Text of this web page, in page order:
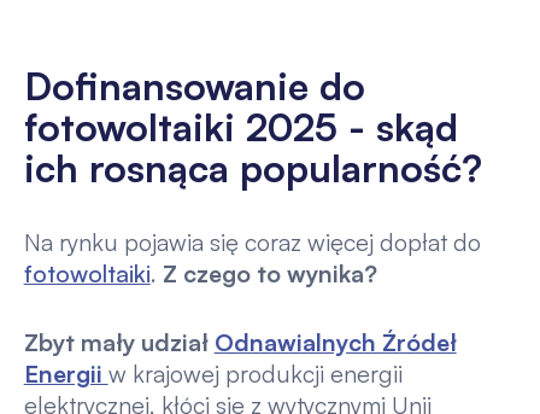
Dofinansowanie do
fotowoltaiki 2025 - skąd
ich rosnąca popularność?
Na rynku pojawia się coraz więcej dopłat do
fotowoltaiki. Z czego to wynika?
Zbyt mały udział Odnawialnych Źródeł
Energii w krajowej produkcji energii
elektrycznej, kłóci się z wytycznymi Unii